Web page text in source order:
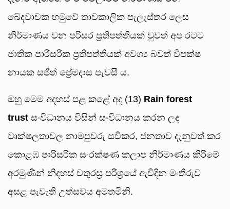
ඛේදවාචක හමුවේ තාවකාලික පැලැස්තර ලෙස
නිර්මාණය වන පරිසර ප්‍රතිපත්තියක් වුවත් අප රටට
ජාතික පාරිසරික ප්‍රතිපත්තියක් අවශ්‍ය බවත් විපක්ෂ
නායක සජිත් ප්‍රේමදාස පැවසී ය.
ඔහු මෙම අදහස් පළ කළේ අද (13) Rain forest
trust සංවිධානය විසින් සංවිධානය කරන ලද
වෘක්ෂලතාවල නාමපුවරු සවිකර, ජනතාව දැනුවත් කර
කොළඹ පාරිසරික සංරක්ෂණ කලාප නිර්මාණය කිරීමේ
අරමුණින් නිදහස් චතුරස්‍ර පරිශ්‍රයේ ඇවිදින මංතීරුව
අසළ පැවැති උත්සවය අමතමිනි.